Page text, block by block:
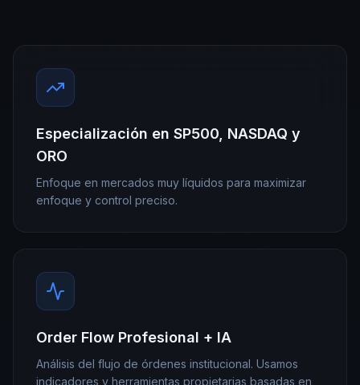
Especialización en SP500, NASDAQ y
ORO
Enfoque en mercados muy líquidos para maximizar
enfoque y control preciso.
Order Flow Profesional + IA
Análisis del flujo de órdenes institucional. Usamos
indicadores y herramientas propietarias basadas en